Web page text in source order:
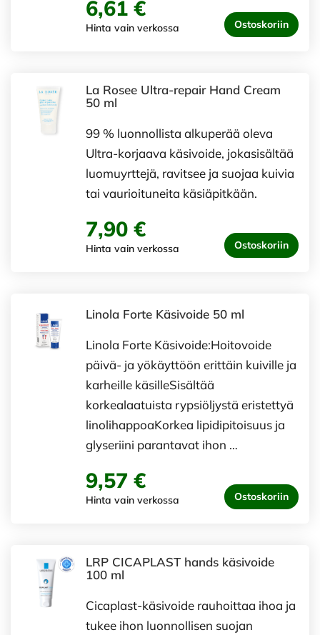
6,61 €
Hinta vain verkossa Ostoskoriin
La Rosee Ultra-repair Hand Cream
50 ml
99 % luonnollista alkuperää oleva
Ultra-korjaava käsivoide, jokasisältää
luomuyrttejä, ravitsee ja suojaa kuivia
tai vaurioituneita käsiäpitkään.
7,90 €
Hinta vain verkossa Ostoskoriin
Linola Forte Käsivoide 50 ml
Linola Forte Käsivoide:Hoitovoide
päivä- ja yökäyttöön erittäin kuiville ja
karheille käsilleSisältää
korkealaatuista rypsiöljystä eristettyä
linolihappoaKorkea lipidipitoisuus ja
glyseriini parantavat ihon …
9,57 €
Hinta vain verkossa Ostoskoriin
LRP CICAPLAST hands käsivoide
100 ml
Cicaplast-käsivoide rauhoittaa ihoa ja
tukee ihon luonnollisen suojan